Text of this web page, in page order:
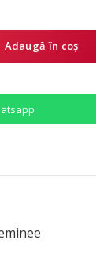
Adaugă în coș